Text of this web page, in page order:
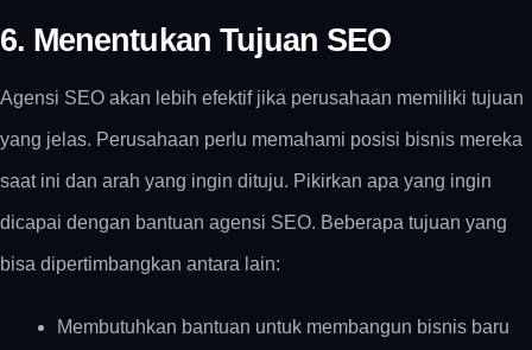
6. Menentukan Tujuan SEO
Agensi SEO akan lebih efektif jika perusahaan memiliki tujuan
yang jelas. Perusahaan perlu memahami posisi bisnis mereka
saat ini dan arah yang ingin dituju. Pikirkan apa yang ingin
dicapai dengan bantuan agensi SEO. Beberapa tujuan yang
bisa dipertimbangkan antara lain:
Membutuhkan bantuan untuk membangun bisnis baru